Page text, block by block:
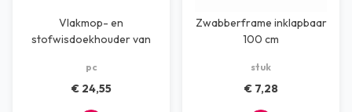
Vlakmop- en
stofwisdoekhouder van
pc
€ 24,55
Zwabberframe inklapbaar
100 cm
stuk
€ 7,28